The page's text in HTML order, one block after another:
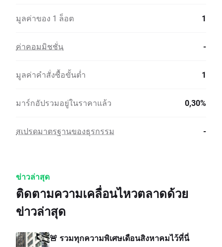
มูลค่าของ 1 ล็อต 1
ค่าคอมมิชชั่น -
มูลค่าคำสั่งซื้อขั้นต่ำ 1
มาร์กอัปรวมอยู่ในราคาแล้ว 0,30%
สเปรดมาตรฐานของธุรกรรม -
ข่าวล่าสุด
ติดตามความเคลื่อนไหวตลาดด้วย
ข่าวล่าสุด
🚨 รวมทุกความพิเศษเดือนสิงหาคมไว้ที่นี่